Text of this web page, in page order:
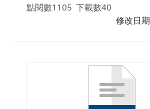
點閱數1105 下載數40
修改日